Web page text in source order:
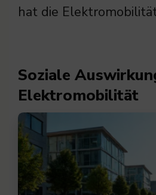
hat die
Soziale
Elektromobilität